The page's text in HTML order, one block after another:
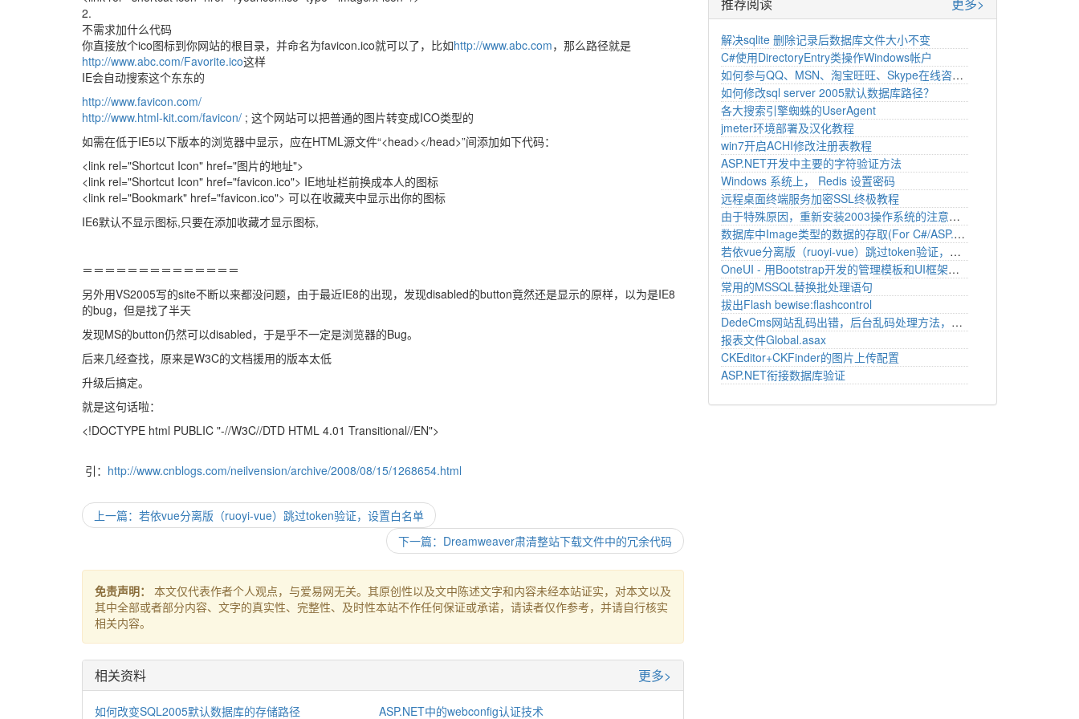
2.
不需求加什么代码
你直接放个ico图标到你网站的根目录，并命名为favicon.ico就可以了，比如http://www.abc.com，那么路径就是
http://www.abc.com/Favorite.ico这样
IE会自动搜索这个东东的
http://www.favicon.com/
http://www.html-kit.com/favicon/ ; 这个网站可以把普通的图片转变成ICO类型的
如需在低于IE5以下版本的浏览器中显示，应在HTML源文件“<head></head>”间添加如下代码：
<link rel="Shortcut Icon" href="图片的地址">
<link rel="Shortcut Icon" href="favicon.ico"> IE地址栏前换成本人的图标
<link rel="Bookmark" href="favicon.ico"> 可以在收藏夹中显示出你的图标
IE6默认不显示图标,只要在添加收藏才显示图标,
＝＝＝＝＝＝＝＝＝＝＝＝＝＝
另外用VS2005写的site不断以来都没问题，由于最近IE8的出现，发现disabled的button竟然还是显示的原样，以为是IE8
的bug，但是找了半天
发现MS的button仍然可以disabled，于是乎不一定是浏览器的Bug。
后来几经查找，原来是W3C的文档援用的版本太低
升级后搞定。
就是这句话啦：
<!DOCTYPE html PUBLIC "-//W3C//DTD HTML 4.01 Transitional//EN">
引： http://www.cnblogs.com/neilvension/archive/2008/08/15/1268654.html
上一篇：若依vue分离版（ruoyi-vue）跳过token验证，设置白名单
下一篇：Dreamweaver肃清整站下载文件中的冗余代码
免责声明：
本文仅代表作者个人观点，与爱易网无关。其原创性以及文中陈述文字和内容未经本站证实，对本文以及
其中全部或者部分内容、文字的真实性、完整性、及时性本站不作任何保证或承诺，请读者仅作参考，并请自行核实
相关内容。
相关资料 更多>
如何改变SQL2005默认数据库的存储路径 ASP.NET中的webconfig认证技术
解决sqlite 删除记录后数据库文件大小不变
C#使用DirectoryEntry类操作Windows帐户
如何参与QQ、MSN、淘宝旺旺、Skype在线咨询代码
如何修改sql server 2005默认数据库路径？
各大搜索引擎蜘蛛的UserAgent
jmeter环境部署及汉化教程
win7开启ACHI修改注册表教程
ASP.NET开发中主要的字符验证方法
Windows 系统上， Redis 设置密码
远程桌面终端服务加密SSL终极教程
由于特殊原因，重新安装2003操作系统的注意事项
数据库中Image类型的数据的存取(For C#/ASP.NET)
若依vue分离版（ruoyi-vue）跳过token验证，设置白名单
OneUI - 用Bootstrap开发的管理模板和UI框架下载
常用的MSSQL替换批处理语句
拔出Flash bewise:flashcontrol
DedeCms网站乱码出错，后台乱码处理方法，替换
报表文件Global.asax
CKEditor+CKFinder的图片上传配置
ASP.NET衔接数据库验证